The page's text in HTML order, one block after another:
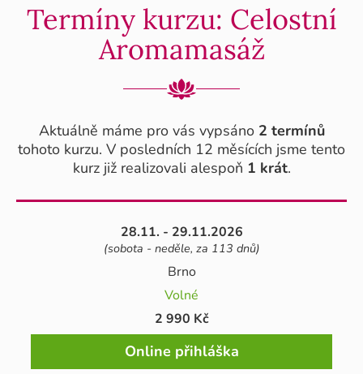
Termíny kurzu: Celostní
Aromamasáž
Aktuálně máme pro vás vypsáno 2 termínů
tohoto kurzu. V posledních 12 měsících jsme tento
kurz již realizovali alespoň 1 krát.
28.11. - 29.11.2026
(sobota - neděle, za 113 dnů)
Brno
Volné
2 990 Kč
Online přihláška